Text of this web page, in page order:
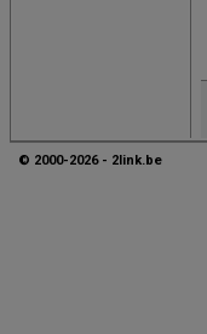
© 2000-2026 - 2link.be